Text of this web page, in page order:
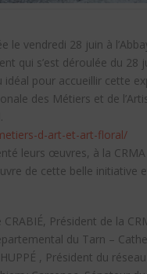
le vendredi 28 juin à
qui s’est déroulée du 28
pour accueillir cette
des Métiers et de
d-art-et-art-floral/
leurs œuvres, à la
de cette belle
Président de la
du Tarn –
, Président du